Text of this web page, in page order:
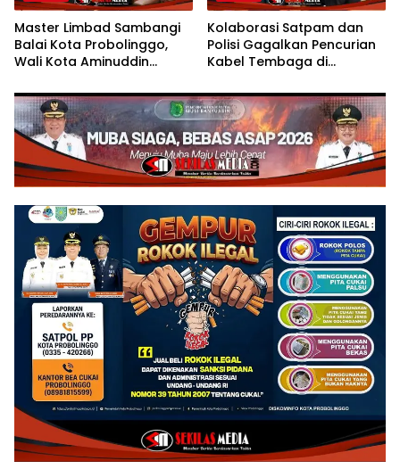
Master Limbad Sambangi
Balai Kota Probolinggo,
Wali Kota Aminuddin
Silaturahmi
Kolaborasi Satpam dan
Polisi Gagalkan Pencurian
Kabel Tembaga di